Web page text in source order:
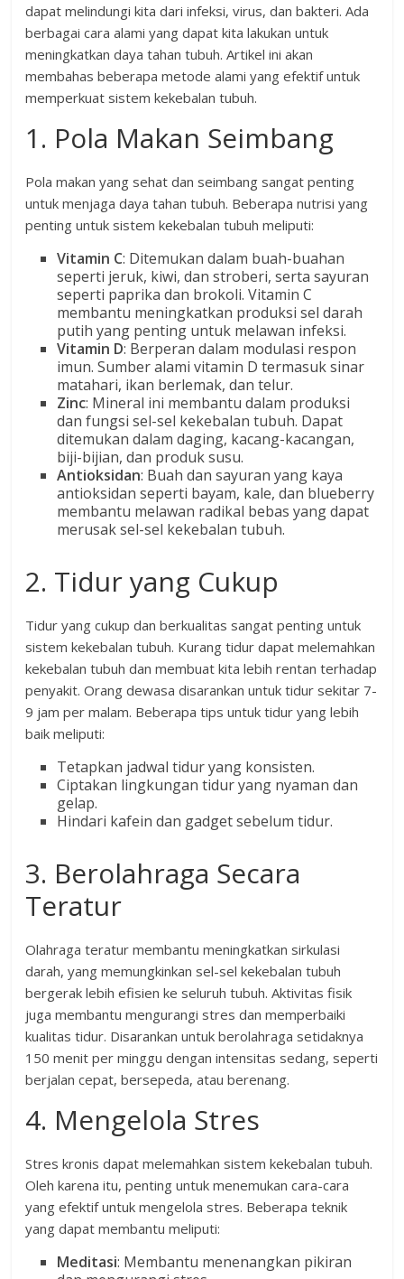
dapat melindungi kita dari infeksi, virus, dan bakteri. Ada
berbagai cara alami yang dapat kita lakukan untuk
meningkatkan daya tahan tubuh. Artikel ini akan
membahas beberapa metode alami yang efektif untuk
memperkuat sistem kekebalan tubuh.
1. Pola Makan Seimbang
Pola makan yang sehat dan seimbang sangat penting
untuk menjaga daya tahan tubuh. Beberapa nutrisi yang
penting untuk sistem kekebalan tubuh meliputi:
Vitamin C: Ditemukan dalam buah-buahan
seperti jeruk, kiwi, dan stroberi, serta sayuran
seperti paprika dan brokoli. Vitamin C
membantu meningkatkan produksi sel darah
putih yang penting untuk melawan infeksi.
Vitamin D: Berperan dalam modulasi respon
imun. Sumber alami vitamin D termasuk sinar
matahari, ikan berlemak, dan telur.
Zinc: Mineral ini membantu dalam produksi
dan fungsi sel-sel kekebalan tubuh. Dapat
ditemukan dalam daging, kacang-kacangan,
biji-bijian, dan produk susu.
Antioksidan: Buah dan sayuran yang kaya
antioksidan seperti bayam, kale, dan blueberry
membantu melawan radikal bebas yang dapat
merusak sel-sel kekebalan tubuh.
2. Tidur yang Cukup
Tidur yang cukup dan berkualitas sangat penting untuk
sistem kekebalan tubuh. Kurang tidur dapat melemahkan
kekebalan tubuh dan membuat kita lebih rentan terhadap
penyakit. Orang dewasa disarankan untuk tidur sekitar 7-
9 jam per malam. Beberapa tips untuk tidur yang lebih
baik meliputi:
Tetapkan jadwal tidur yang konsisten.
Ciptakan lingkungan tidur yang nyaman dan
gelap.
Hindari kafein dan gadget sebelum tidur.
3. Berolahraga Secara
Teratur
Olahraga teratur membantu meningkatkan sirkulasi
darah, yang memungkinkan sel-sel kekebalan tubuh
bergerak lebih efisien ke seluruh tubuh. Aktivitas fisik
juga membantu mengurangi stres dan memperbaiki
kualitas tidur. Disarankan untuk berolahraga setidaknya
150 menit per minggu dengan intensitas sedang, seperti
berjalan cepat, bersepeda, atau berenang.
4. Mengelola Stres
Stres kronis dapat melemahkan sistem kekebalan tubuh.
Oleh karena itu, penting untuk menemukan cara-cara
yang efektif untuk mengelola stres. Beberapa teknik
yang dapat membantu meliputi:
Meditasi: Membantu menenangkan pikiran